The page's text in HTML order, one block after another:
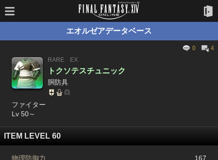
エオルゼアデータベース
0
4
RARE
EX
トクソテスチュニック
胴防具
ファイター
Lv 50～
ITEM LEVEL 60
物理防御力
167